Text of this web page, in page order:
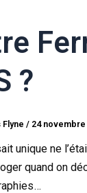
?
Flyne/ 24 novembre
unique ne
quand on